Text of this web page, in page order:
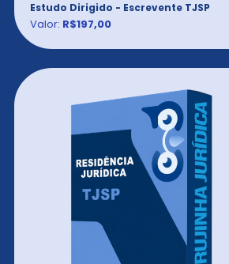
Estudo Dirigido - Escrevente TJSP
Valor: R$197,00